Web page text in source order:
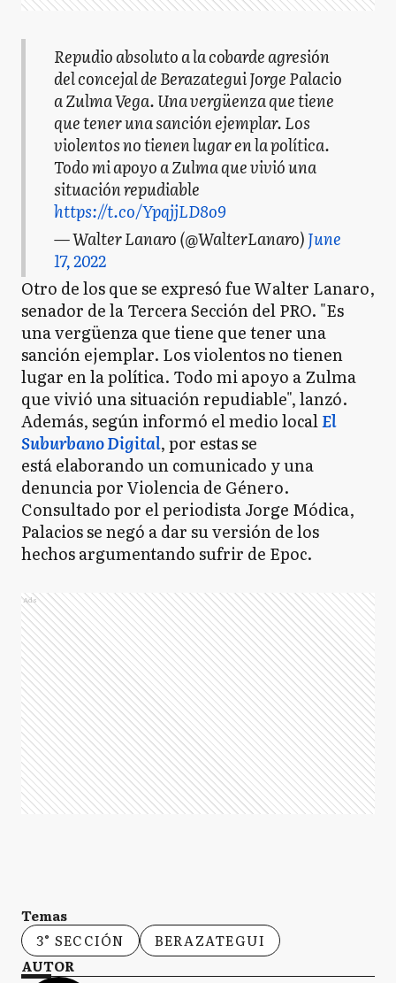
Repudio absoluto a la cobarde agresión
del concejal de Berazategui Jorge Palacio
a Zulma Vega. Una vergüenza que tiene
que tener una sanción ejemplar. Los
violentos no tienen lugar en la política.
Todo mi apoyo a Zulma que vivió una
situación repudiable
https://t.co/YpqjjLD8o9
— Walter Lanaro (@WalterLanaro)June
17, 2022
Otro de los que se expresó fue Walter Lanaro,
senador de la Tercera Sección del PRO. "Es
una vergüenza que tiene que tener una
sanción ejemplar. Los violentos no tienen
lugar en la política. Todo mi apoyo a Zulma
que vivió una situación repudiable", lanzó.
Además, según informó el medio localEl
Suburbano Digital, por estas se
está elaborando un comunicado y una
denuncia por Violencia de Género.
Consultado por el periodista Jorge Módica,
Palacios se negó a dar su versión de los
hechos argumentando sufrir de Epoc.
Ads
Temas
3° SECCIÓN
BERAZATEGUI
AUTOR